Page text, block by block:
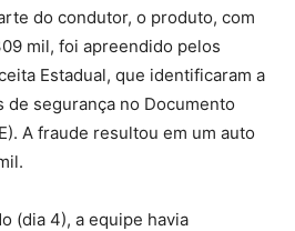
do condutor, o produto, com
mil, foi apreendido pelos
Estadual, que identificaram a
de segurança no Documento
A fraude resultou em um auto
(dia 4), a equipe havia